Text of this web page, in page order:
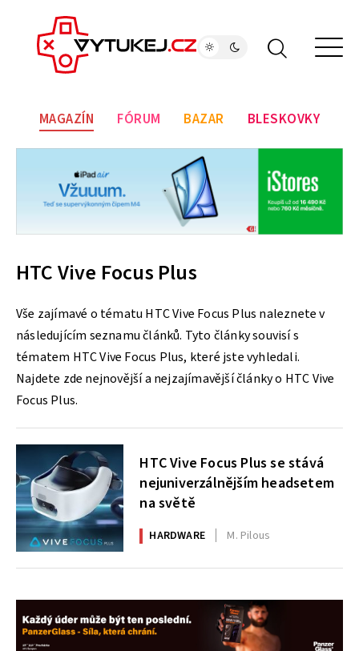
MAGAZÍN FÓRUM BAZAR BLESKOVKY
HTC Vive Focus Plus
Vše zajímavé o tématu HTC Vive Focus Plus naleznete v
následujícím seznamu článků. Tyto články souvisí s
tématem HTC Vive Focus Plus, které jste vyhledali.
Najdete zde nejnovější a nejzajímavější články o HTC Vive
Focus Plus.
HTC Vive Focus Plus se stává
nejuniverzálnějším headsetem
na světě
HARDWARE M. Pilous